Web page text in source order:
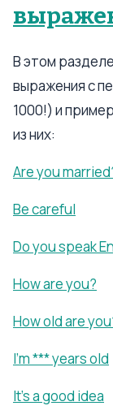
В этом
выражения с
1000!) и
из них:
Are you
Be careful
Do you speak
How are you?
How old are
I'm *** years old
It's a good idea